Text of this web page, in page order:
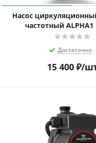
Насос
частотный ALPHA1
Достаточно
15 400 ₽/